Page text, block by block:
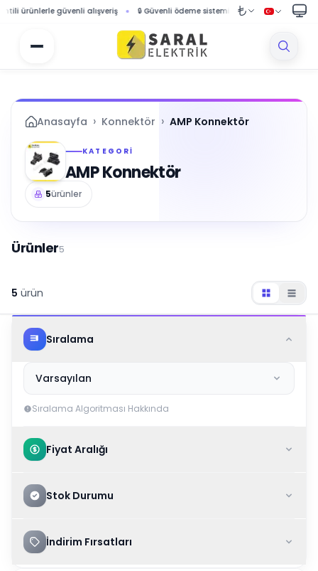
güvenli alışveriş 🔒 Güvenli ödeme sistemi ile korumalı alışveriş 🚚
Anasayfa › Konnektör › AMP Konnektör
KATEGORI
AMP Konnektör
5ürünler
Ürünler5
5 ürün
Sıralama
Varsayılan
Sıralama Algoritması Hakkında
Fiyat Aralığı
Stok Durumu
İndirim Fırsatları